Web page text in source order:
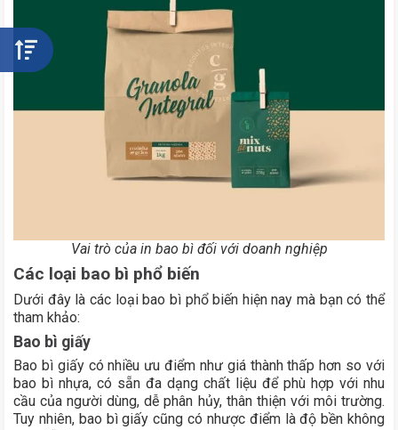
Vai trò của in bao bì đối với doanh nghiệp
Các loại bao bì phổ biến
Dưới đây là các loại bao bì phổ biến hiện nay mà bạn có thể
tham khảo:
Bao bì giấy
Bao bì giấy có nhiều ưu điểm như giá thành thấp hơn so với
bao bì nhựa, có sẵn đa dạng chất liệu để phù hợp với nhu
cầu của người dùng, dễ phân hủy, thân thiện với môi trường.
Tuy nhiên, bao bì giấy cũng có nhược điểm là độ bền không